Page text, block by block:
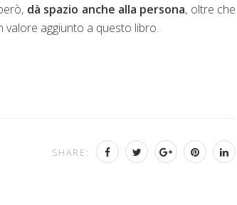
dà spazio anche alla persona, oltre che
valore aggiunto a questo libro.
SHARE: